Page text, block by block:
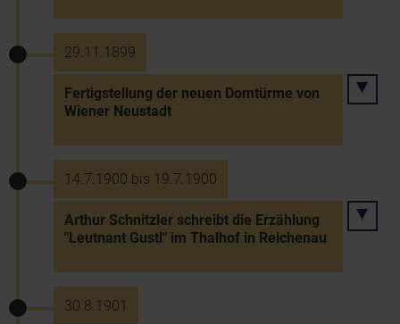
29.11.1899
Fertigstellung der neuen Domtürme von
Wiener Neustadt
14.7.1900 bis 19.7.1900
Arthur Schnitzler schreibt die Erzählung
"Leutnant Gustl" im Thalhof in Reichenau
30.8.1901